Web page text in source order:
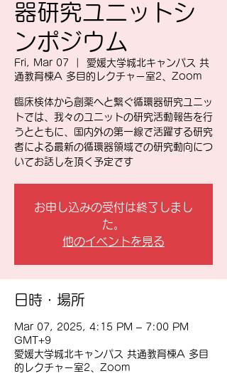
器研究ユニットシ
ンポジウム
Fri, Mar 07
愛媛大学城北キャンパス 共
通教育棟A 多目的レクチャー室2、Zoom
臨床検体から創薬へと繋ぐ循環器研究ユニッ
トでは、我々のユニットの研究活動報告を行
うとともに、国内外の第一線で活躍する研究
者による最新の循環器領域での研究動向につ
いてお話しを頂く予定です
お申し込みの受付は終了しまし
た。
他のイベントを見る
日時・場所
Mar 07, 2025, 4:15 PM – 7:00 PM
GMT+9
愛媛大学城北キャンパス 共通教育棟A 多目
的レクチャー室2、Zoom